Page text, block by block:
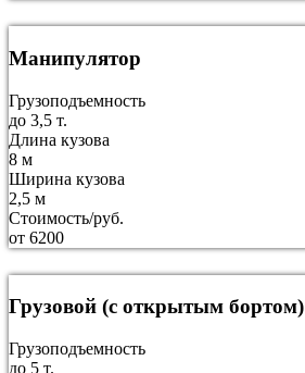
Манипулятор
Грузоподъемность
до 3,5 т.
Длина кузова
8 м
Ширина кузова
2,5 м
Стоимость/руб.
от 6200
Грузовой (с открытым бортом)
Грузоподъемность
до 5 т.